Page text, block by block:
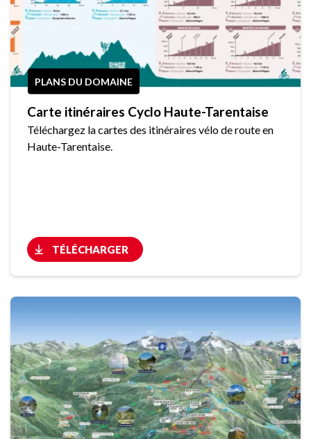
PLANS DU DOMAINE
Carte itinéraires Cyclo Haute-Tarentaise
Téléchargez la cartes des itinéraires vélo de route en
Haute-Tarentaise.
TÉLÉCHARGER